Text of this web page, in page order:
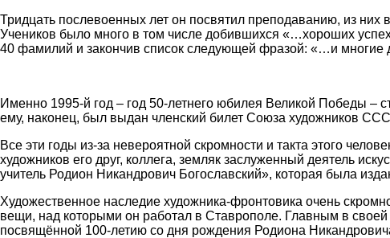
Тридцать послевоенных лет он посвятил преподаванию, из них
Учеников было много в том числе добившихся «…хороших
40 фамилий и закончив список следующей фразой: «…и многие
Именно 1995-й год – год 50-летнего юбилея Великой Победы –
ему, наконец, был выдан членский билет Союза художников
Все эти годы из-за невероятной скромности и такта этого
художников его друг, коллега, земляк заслуженный деятель
учитель Родион Никандрович Богославский», которая была
Художественное наследие художника-фронтовика очень
вещи, над которыми он работал в Ставрополе. Главным в
посвящённой 100-летию со дня рождения Родиона